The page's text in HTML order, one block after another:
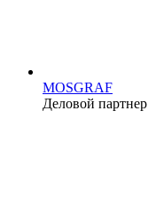
MOSGRAF
Деловой партнер